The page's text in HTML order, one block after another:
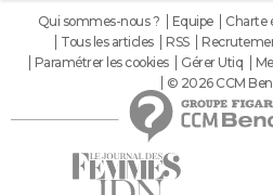
Qui sommes-nous ? Equipe Charte
Tous les articles
RSS
Paramétrer les cookies
Gérer Utiq
© 2026 CCM